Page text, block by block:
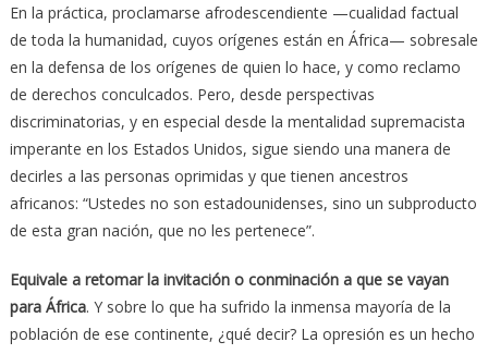
En la práctica, proclamarse afrodescendiente —cualidad factual
de toda la humanidad, cuyos orígenes están en África— sobresale
en la defensa de los orígenes de quien lo hace, y como reclamo
de derechos conculcados. Pero, desde perspectivas
discriminatorias, y en especial desde la mentalidad supremacista
imperante en los Estados Unidos, sigue siendo una manera de
decirles a las personas oprimidas y que tienen ancestros
africanos: “Ustedes no son estadounidenses, sino un subproducto
de esta gran nación, que no les pertenece”.
Equivale a retomar la invitación o conminación a que se vayan
para África. Y sobre lo que ha sufrido la inmensa mayoría de la
población de ese continente, ¿qué decir? La opresión es un hecho